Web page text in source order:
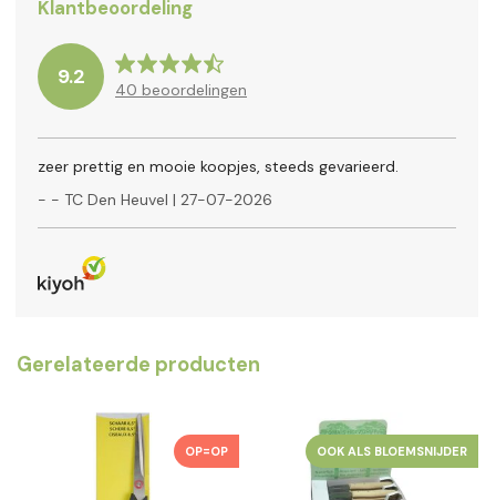
Klantbeoordeling
9.2
40 beoordelingen
zeer prettig en mooie koopjes, steeds gevarieerd.
- - TC Den Heuvel | 27-07-2026
Gerelateerde producten
OP=OP OOK ALS BLOEMSNIJDER